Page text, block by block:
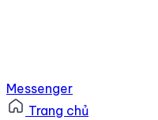
Messenger
Trang chủ